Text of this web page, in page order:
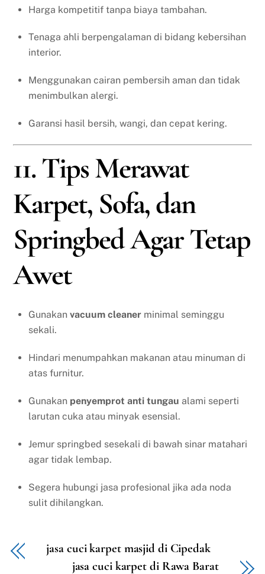
Harga kompetitif tanpa biaya tambahan.
Tenaga ahli berpengalaman di bidang kebersihan
interior.
Menggunakan cairan pembersih aman dan tidak
menimbulkan alergi.
Garansi hasil bersih, wangi, dan cepat kering.
11. Tips Merawat
Karpet, Sofa, dan
Springbed Agar Tetap
Awet
Gunakan vacuum cleaner minimal seminggu
sekali.
Hindari menumpahkan makanan atau minuman di
atas furnitur.
Gunakan penyemprot anti tungau alami seperti
larutan cuka atau minyak esensial.
Jemur springbed sesekali di bawah sinar matahari
agar tidak lembap.
Segera hubungi jasa profesional jika ada noda
sulit dihilangkan.
jasa cuci karpet masjid di Cipedak
jasa cuci karpet di Rawa Barat